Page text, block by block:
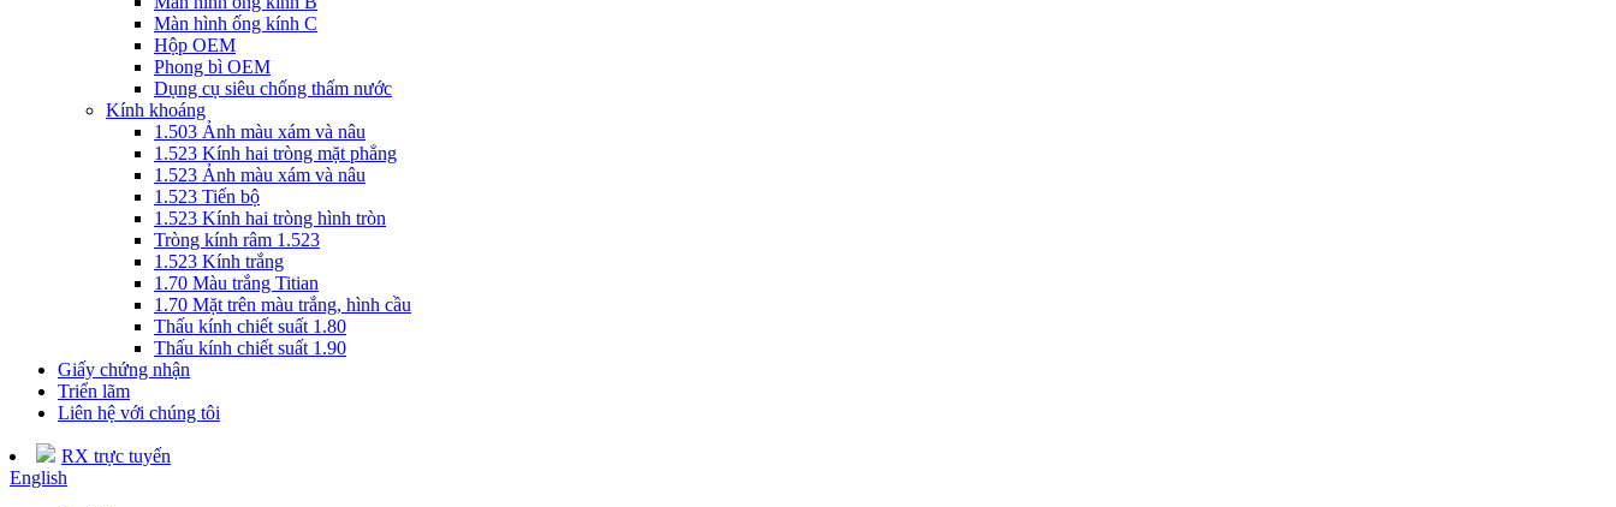
Màn hình ống kính C
Hộp OEM
Phong bì OEM
Dụng cụ siêu chống thấm nước
Kính khoáng
1.503 Ảnh màu xám và nâu
1.523 Kính hai tròng mặt phẳng
1.523 Ảnh màu xám và nâu
1.523 Tiến bộ
1.523 Kính hai tròng hình tròn
Tròng kính râm 1.523
1.523 Kính trắng
1.70 Màu trắng Titian
1.70 Mặt trên màu trắng, hình cầu
Thấu kính chiết suất 1.80
Thấu kính chiết suất 1.90
Giấy chứng nhận
Triển lãm
Liên hệ với chúng tôi
RX trực tuyến
English